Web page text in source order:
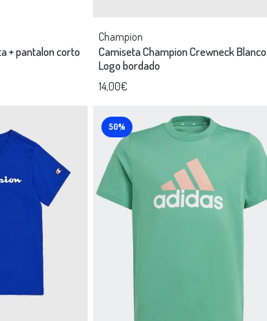
+ pantalon corto
Champion
Camiseta Champion Crewneck Blanco
Logo bordado
14,00€
50%